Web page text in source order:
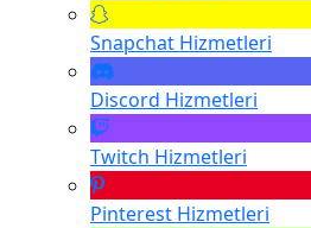
Snapchat Hizmetleri
Discord Hizmetleri
Twitch Hizmetleri
Pinterest Hizmetleri